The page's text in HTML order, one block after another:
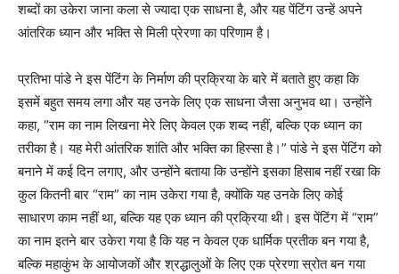
शब्दों का उकेरा जाना कला से ज्यादा एक साधना है, और यह पेंटिंग उन्हें अपने
आंतरिक ध्यान और भक्ति से मिली प्रेरणा का परिणाम है।
प्रतिभा पांडे ने इस पेंटिंग के निर्माण की प्रक्रिया के बारे में बताते हुए कहा कि
इसमें बहुत समय लगा और यह उनके लिए एक साधना जैसा अनुभव था। उन्होंने
कहा, “राम का नाम लिखना मेरे लिए केवल एक शब्द नहीं, बल्कि एक ध्यान का
तरीका है। यह मेरी आंतरिक शांति और भक्ति का हिस्सा है।” पांडे ने इस पेंटिंग को
बनाने में कई दिन लगाए, और उन्होंने बताया कि उन्होंने इसका हिसाब नहीं रखा कि
कुल कितनी बार “राम” का नाम उकेरा गया है, क्योंकि यह उनके लिए कोई
साधारण काम नहीं था, बल्कि यह एक ध्यान की प्रक्रिया थी। इस पेंटिंग में “राम”
का नाम इतने बार उकेरा गया है कि यह न केवल एक धार्मिक प्रतीक बन गया है,
बल्कि महाकुंभ के आयोजकों और श्रद्धालुओं के लिए एक प्रेरणा स्रोत बन गया